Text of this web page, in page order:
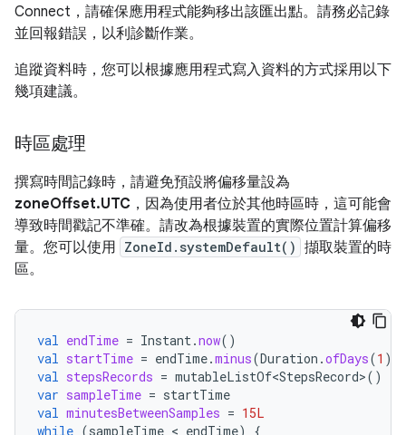
Connect，請確保應用程式能夠移出該匯出點。請務必記錄
並回報錯誤，以利診斷作業。
追蹤資料時，您可以根據應用程式寫入資料的方式採用以下
幾項建議。
時區處理
撰寫時間記錄時，請避免預設將偏移量設為
zoneOffset.UTC ，因為使用者位於其他時區時，這可能會
導致時間戳記不準確。請改為根據裝置的實際位置計算偏移
量。您可以使用 ZoneId.systemDefault() 擷取裝置的時
區。
val endTime = Instant.now()
val startTime = endTime.minus(Duration .ofDays(1 ))
val stepsRecords = mutableListOf<StepsRecord>()
var sampleTime = startTime
val minutesBetweenSamples = 15L
while (sampleTime < endTime)
{